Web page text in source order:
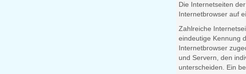
Die Internetseiten
Internetbrowser auf
Zahlreiche
eindeutige Kennung
Internetbrowser
und Servern, den
unterscheiden. Ein